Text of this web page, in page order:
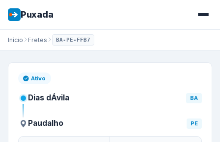
Puxada
Início Fretes BA-PE-FFB7
Frete de
Ativo
Dias dÁvila BA
Paudalho PE